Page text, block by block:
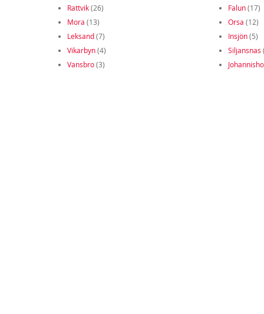
Rattvik(26) Falun(17)
Mora (13) Orsa (12)
Leksand(7) Insjön(5)
Vikarbyn(4) Siljansnas
Vansbro(3)